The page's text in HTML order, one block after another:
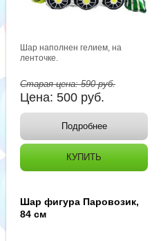
Шар наполнен гелием, на
ленточке.
Старая цена:590руб.
Цена:500 руб.
Подробнее
КУПИТЬ
Шар фигура Паровозик,
84 см